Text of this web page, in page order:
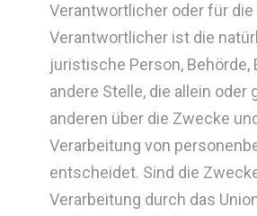
Verantwortlicher oder für die
Verantwortlicher ist die
juristische Person, Behörde,
andere Stelle, die allein oder
anderen über die Zwecke
Verarbeitung von
entscheidet. Sind die
Verarbeitung durch das